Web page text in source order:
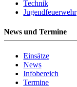
Technik
Jugendfeuerwehr
News und Termine
Einsätze
News
Infobereich
Termine